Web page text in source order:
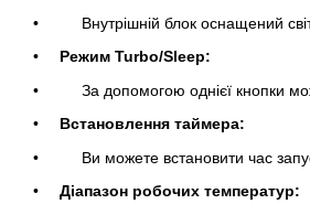
Внутрішній блок оснащений
Режим Turbo/Sleep:
За допомогою однієї кнопки
Встановлення таймера:
Ви можете встановити час
Діапазон робочих температур: